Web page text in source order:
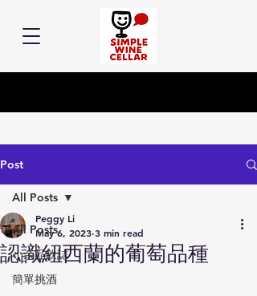
Post
All Posts
小余品飲誌
簡單挑酒
All Posts
認識紐西蘭的葡萄品種
Peggy Li
May 6, 2023 3 min read